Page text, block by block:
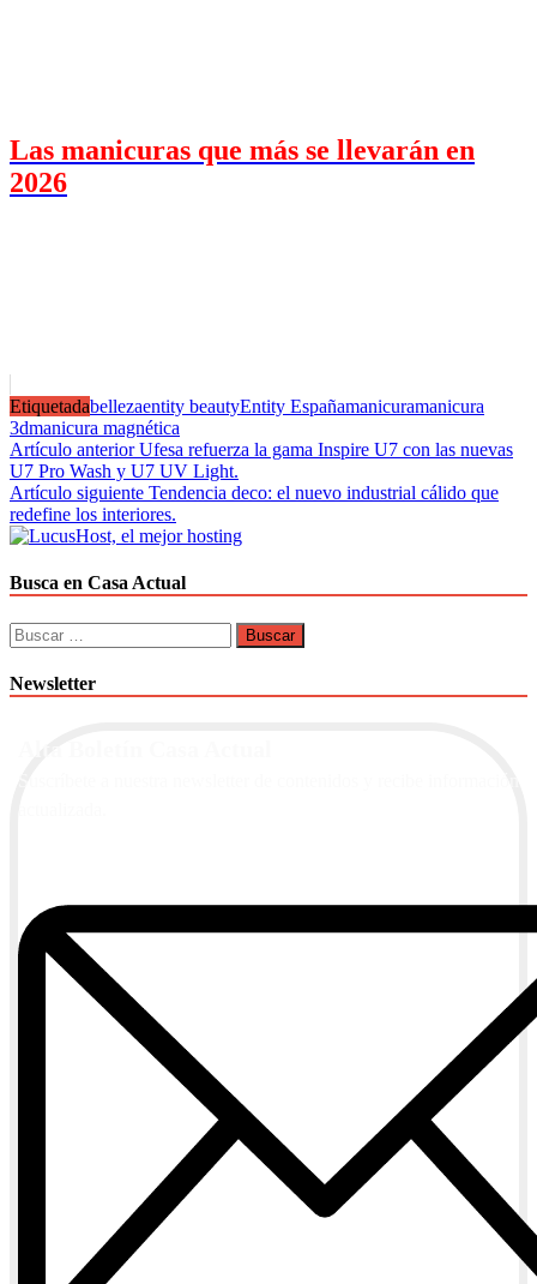
Las manicuras que más se llevarán en
2026
Etiquetadabellezaentity beautyEntity Españamanicuramanicura
3dmanicura magnética
Navegación
de
entradas
Artículo anterior Ufesa refuerza la gama Inspire U7 con las nuevas
U7 Pro Wash y U7 UV Light.
Artículo siguiente Tendencia deco: el nuevo industrial cálido que
redefine los interiores.
Busca en Casa Actual
Buscar:
Newsletter